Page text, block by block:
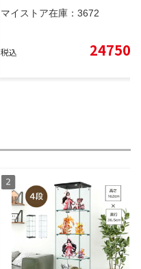
マイストア在庫： 3672
税込 24750